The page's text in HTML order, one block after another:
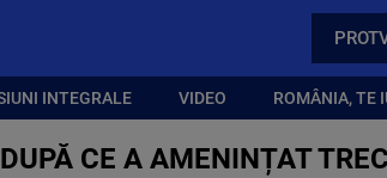
INTEGRALE VIDEO ROMÂNIA, TE
CE A AMENINȚAT